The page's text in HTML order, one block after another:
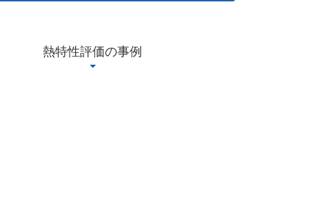
熱特性評価の事例